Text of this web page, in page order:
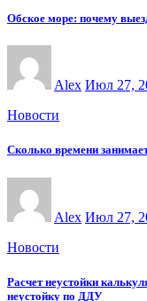
Обское море: почему
Alex Июл 27,
Новости
Сколько времени
Alex Июл 27,
Новости
Расчет неустойки
неустойку по ДДУ